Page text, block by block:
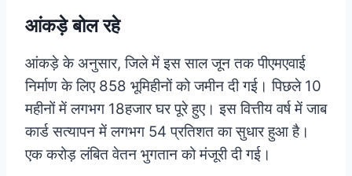
आंकड़े बोल रहे
आंकड़े के अनुसार, जिले में इस साल जून तक पीएमएवाई
निर्माण के लिए 858 भूमिहीनों को जमीन दी गई। पिछले 10
महीनों में लगभग 18हजार घर पूरे हुए। इस वित्तीय वर्ष में जाब
कार्ड सत्यापन में लगभग 54 प्रतिशत का सुधार हुआ है।
एक करोड़ लंबित वेतन भुगतान को मंजूरी दी गई।